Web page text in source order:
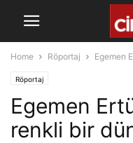
Home Röportaj Egemen
Röportaj
Egemen
renkli bir